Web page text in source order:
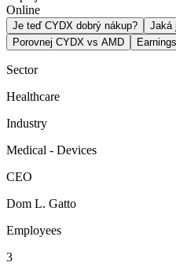
Online
Je teď CYDX dobrý nákup?
Jaká
Porovnej CYDX vs AMD
Sector
Healthcare
Industry
Medical - Devices
CEO
Dom L. Gatto
Employees
3